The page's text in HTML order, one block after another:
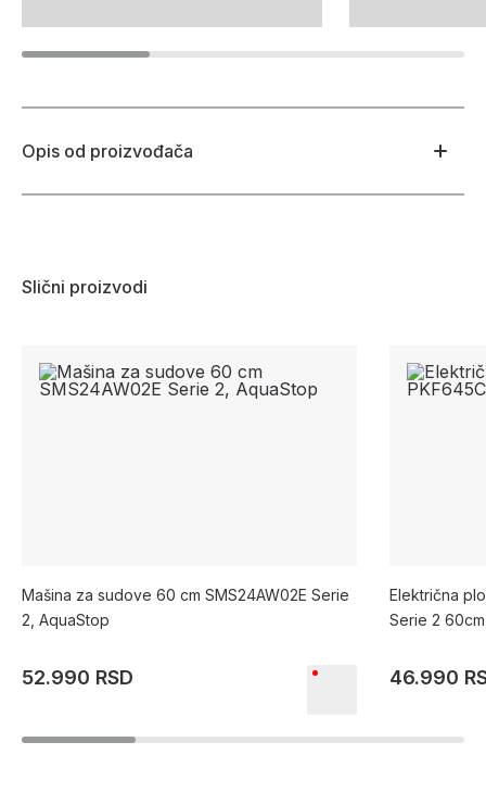
Opis od proizvođača
Slični proizvodi
Mašina za sudove 60 cm SMS24AW02E Serie
2, AquaStop
52.990 RSD
Električna
Serie 2 60cm
46.990